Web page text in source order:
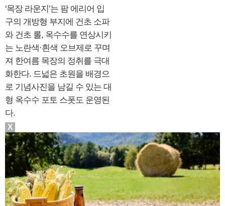
‘목장 라운지’는 팜 에리어 입
구의 개방형 부지에 건초 소파
와 건초 롤, 옥수수를 연상시키
는 노란색·흰색 오브제로 꾸며
져 한여름 목장의 정취를 극대
화한다. 드넓은 초원을 배경으
로 기념사진을 남길 수 있는 대
형 옥수수 포토 스폿도 운영된
다.
X